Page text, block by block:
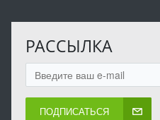
РАССЫЛКА
ПОДПИСАТЬСЯ